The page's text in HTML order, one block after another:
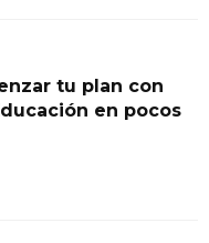
tu plan con
en pocos